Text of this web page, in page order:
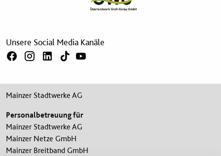
Unsere Social Media Kanäle
Mainzer Stadtwerke AG
Personalbetreuung für
Mainzer Stadtwerke AG
Mainzer Netze GmbH
Mainzer Breitband GmbH